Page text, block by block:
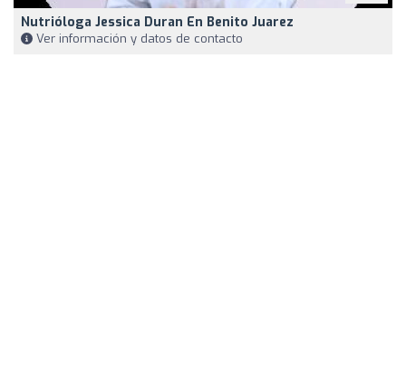
Nutrióloga Jessica Duran En Benito Juarez
Ver información y datos de contacto